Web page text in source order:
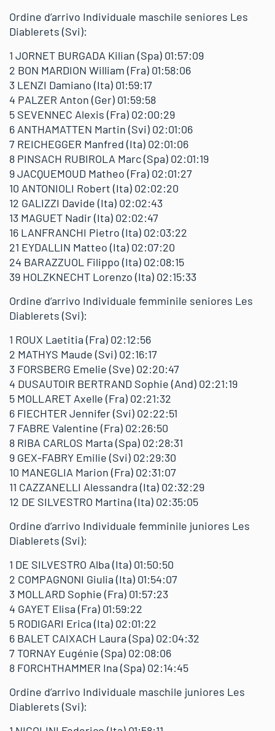
Ordine d’arrivo Individuale maschile seniores Les
Diablerets (Svi):
1 JORNET BURGADA Kilian (Spa) 01:57:09
2 BON MARDION William (Fra) 01:58:06
3 LENZI Damiano (Ita) 01:59:17
4 PALZER Anton (Ger) 01:59:58
5 SEVENNEC Alexis (Fra) 02:00:29
6 ANTHAMATTEN Martin (Svi) 02:01:06
7 REICHEGGER Manfred (Ita) 02:01:06
8 PINSACH RUBIROLA Marc (Spa) 02:01:19
9 JACQUEMOUD Matheo (Fra) 02:01:27
10 ANTONIOLI Robert (Ita) 02:02:20
12 GALIZZI Davide (Ita) 02:02:43
13 MAGUET Nadir (Ita) 02:02:47
16 LANFRANCHI Pietro (Ita) 02:03:22
21 EYDALLIN Matteo (Ita) 02:07:20
24 BARAZZUOL Filippo (Ita) 02:08:15
39 HOLZKNECHT Lorenzo (Ita) 02:15:33
Ordine d’arrivo Individuale femminile seniores Les
Diablerets (Svi):
1 ROUX Laetitia (Fra) 02:12:56
2 MATHYS Maude (Svi) 02:16:17
3 FORSBERG Emelie (Sve) 02:20:47
4 DUSAUTOIR BERTRAND Sophie (And) 02:21:19
5 MOLLARET Axelle (Fra) 02:21:32
6 FIECHTER Jennifer (Svi) 02:22:51
7 FABRE Valentine (Fra) 02:26:50
8 RIBA CARLOS Marta (Spa) 02:28:31
9 GEX-FABRY Emilie (Svi) 02:29:30
10 MANEGLIA Marion (Fra) 02:31:07
11 CAZZANELLI Alessandra (Ita) 02:32:29
12 DE SILVESTRO Martina (Ita) 02:35:05
Ordine d’arrivo Individuale femminile juniores Les
Diablerets (Svi):
1 DE SILVESTRO Alba (Ita) 01:50:50
2 COMPAGNONI Giulia (Ita) 01:54:07
3 MOLLARD Sophie (Fra) 01:57:23
4 GAYET Elisa (Fra) 01:59:22
5 RODIGARI Erica (Ita) 02:01:22
6 BALET CAIXACH Laura (Spa) 02:04:32
7 TORNAY Eugénie (Spa) 02:08:06
8 FORCHTHAMMER Ina (Spa) 02:14:45
Ordine d’arrivo Individuale maschile juniores Les
Diablerets (Svi):